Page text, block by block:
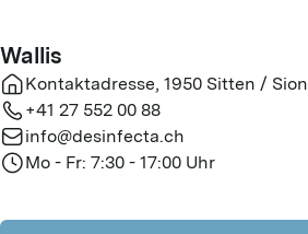
Wallis
Kontaktadresse, 1950 Sitten / Sion
+41 27 552 00 88
info@desinfecta.ch
Mo - Fr: 7:30 - 17:00 Uhr